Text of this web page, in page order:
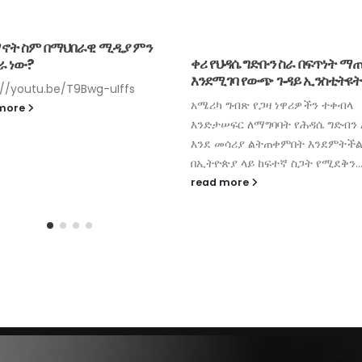
ስም በማህበራዊ ሚዲያ ምን
ነው?
youtu.be/T9Bwg-uIffs
ቀሪ የህዳሴ ግድቡን ስራ በፍጥነት
እንደሚገባ የውጭ ጉዳይ ኢንስቲትዩት
አሜሪካ ግብጽ የጋዛ ነዋሪዎችን ተቀብላ
እንድታሠፍር ለማግባባት የሕዳሴ ግድብን
እንደ መሳሪያ ልትጠቀምበት
በኢትዮጵያ ላይ ከፍተኛ ስጋት የሚደቅን...
read more